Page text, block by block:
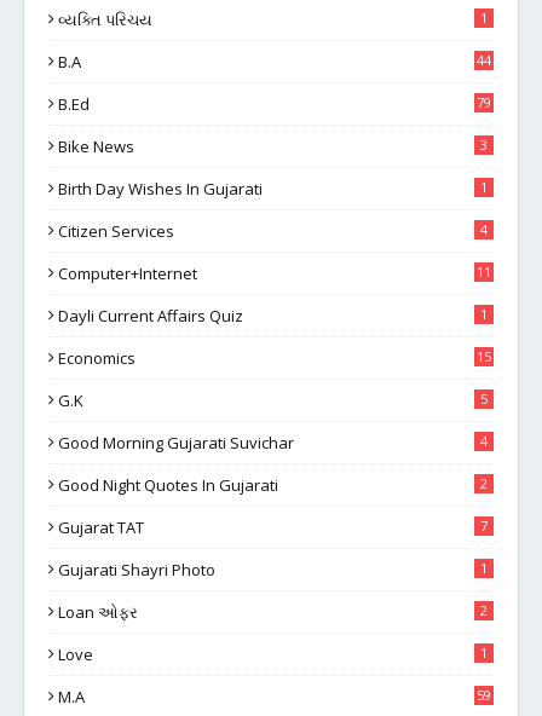
વ્યક્તિ પરિચય 1
B.A 44
B.Ed 79
Bike News 3
Birth Day Wishes In Gujarati 1
Citizen Services 4
Computer+Internet 11
Dayli Current Affairs Quiz 1
Economics 15
G.K 5
Good Morning Gujarati Suvichar 4
Good Night Quotes In Gujarati 2
Gujarat TAT 7
Gujarati Shayri Photo 1
Loan ઓફર 2
Love 1
M.A 59